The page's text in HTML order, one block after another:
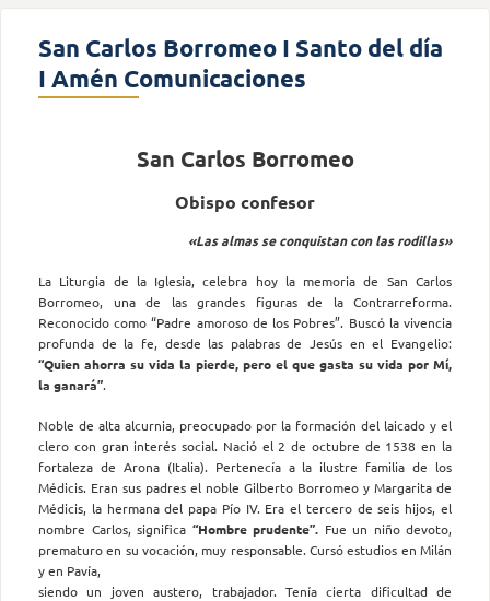
San Carlos Borromeo I Santo del día
I Amén Comunicaciones
San Carlos Borromeo
Obispo confesor
«Las almas se conquistan con las rodillas»
La Liturgia de la Iglesia, celebra hoy la memoria de San Carlos
Borromeo, una de las grandes figuras de la Contrarreforma.
Reconocido como “Padre amoroso de los Pobres”. Buscó la vivencia
profunda de la fe, desde las palabras de Jesús en el Evangelio:
“Quien ahorra su vida la pierde, pero el que gasta su vida por Mí,
la ganará”.
Noble de alta alcurnia, preocupado por la formación del laicado y el
clero con gran interés social. Nació el 2 de octubre de 1538 en la
fortaleza de Arona (Italia). Pertenecía a la ilustre familia de los
Médicis. Eran sus padres el noble Gilberto Borromeo y Margarita de
Médicis, la hermana del papa Pío IV. Era el tercero de seis hijos, el
nombre Carlos, significa “Hombre prudente”. Fue un niño devoto,
prematuro en su vocación, muy responsable. Cursó estudios en Milán
y en Pavía,
siendo un joven austero, trabajador. Tenía cierta dificultad de